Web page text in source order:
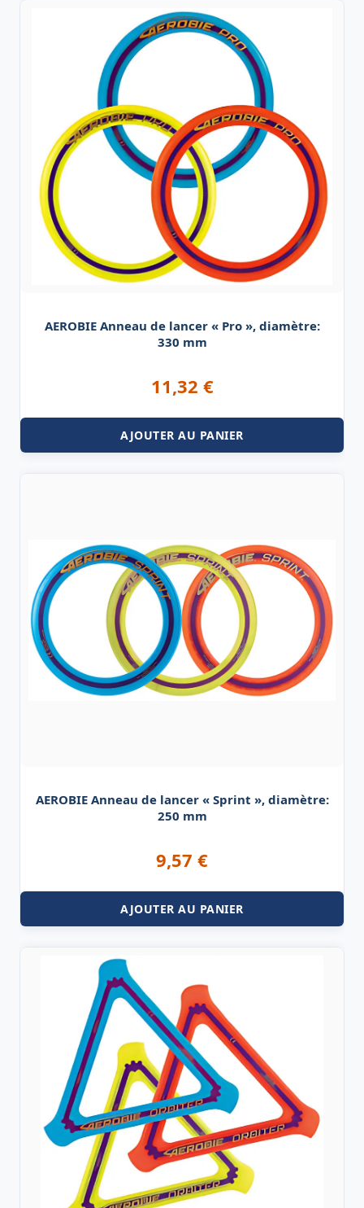
AEROBIE Anneau de lancer « Pro », diamètre:
330 mm
11,32 €
AJOUTER AU PANIER
AEROBIE Anneau de lancer « Sprint », diamètre:
250 mm
9,57 €
AJOUTER AU PANIER